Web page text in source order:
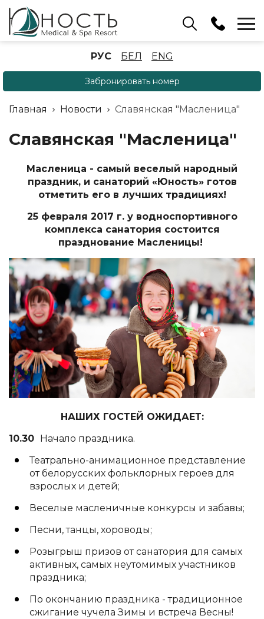
Бассейн
+375 (17) 503 93 22
Аренда беседок
+375 (33) 902 35 07
Отдел бронирования
+375 (17) 503 91 10
РУС БЕЛ ENG
Забронировать номер
Главная Новости Славянская "Масленица"
Славянская "Масленица"
Масленица - самый веселый народный
праздник, и санаторий «Юность» готов
отметить его в лучших традициях!
25 февраля 2017 г. у водноспортивного
комплекса санатория состоится
празднование Масленицы!
НАШИХ ГОСТЕЙ ОЖИДАЕТ:
10.30
Начало праздника.
Театрально-анимационное представление
от белорусских фольклорных героев для
взрослых и детей;
Веселые масленичные конкурсы и забавы;
Песни, танцы, хороводы;
Розыгрыш призов от санатория для самых
активных, самых неутомимых участников
праздника;
По окончанию праздника - традиционное
сжигание чучела Зимы и встреча Весны!